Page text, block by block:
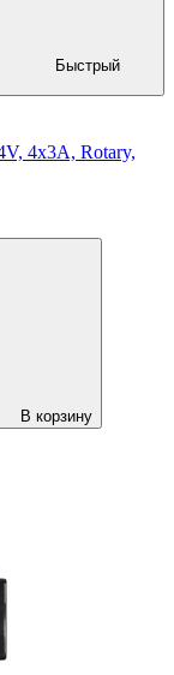
Быстрый
4x3A, Rotary,
В корзину